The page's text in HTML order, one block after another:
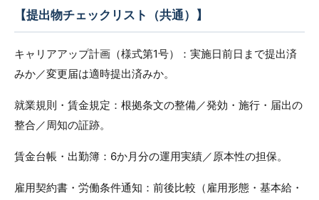
【提出物チェックリスト（共通）】
キャリアアップ計画（様式第1号）：実施日前日まで提出済
みか／変更届は適時提出済みか。
就業規則・賃金規定：根拠条文の整備／発効・施行・届出の
整合／周知の証跡。
賃金台帳・出勤簿：6か月分の運用実績／原本性の担保。
雇用契約書・労働条件通知：前後比較（雇用形態・基本給・